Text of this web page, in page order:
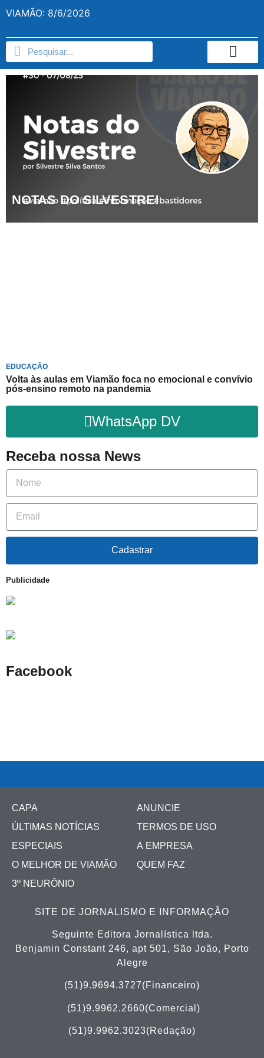
VIAMÃO: 8/6/2026
NOTAS DO SILVESTRE!
EDUCAÇÃO
Volta às aulas em Viamão foca no emocional e convívio
pós-ensino remoto na pandemia
WhatsApp DV
Receba nossa News
Cadastrar
Publicidade
Facebook
CAPA
ÚLTIMAS NOTÍCIAS
ESPECIAIS
O MELHOR DE VIAMÃO
3º NEURÔNIO
ANUNCIE
TERMOS DE USO
A EMPRESA
QUEM FAZ
SITE DE JORNALISMO E INFORMAÇÃO
Seguinte Editora Jornalística ltda.
Benjamin Constant 246, apt 501, São João, Porto
Alegre
(51)9.9694.3727(Financeiro)
(51)9.9962.2660(Comercial)
(51)9.9962.3023(Redação)